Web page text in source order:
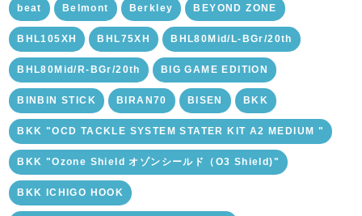
beat Belmont Berkley BEYOND ZONE
BHL105XH BHL75XH BHL80Mid/L-BGr/20th
BHL80Mid/R-BGr/20th BIG GAME EDITION
BINBIN STICK BIRAN70 BISEN BKK
BKK "OCD TACKLE SYSTEM STATER KIT A2 MEDIUM "
BKK "Ozone Shield オゾンシールド（O3 Shield)"
BKK ICHIGO HOOK